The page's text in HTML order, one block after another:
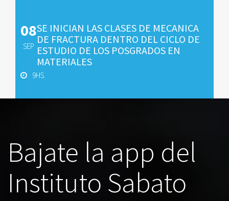
08
SEP
SE INICIAN LAS CLASES DE MECANICA
DE FRACTURA DENTRO DEL CICLO DE
ESTUDIO DE LOS POSGRADOS EN
MATERIALES
9HS.
Bajate la app del
Instituto Sabato